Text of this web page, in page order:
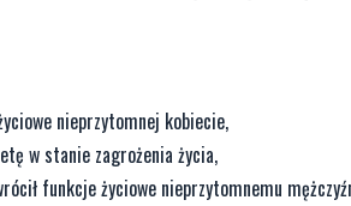
nieprzytomnej kobiecie,
w stanie zagrożenia życia,
funkcje życiowe nieprzytomnemu